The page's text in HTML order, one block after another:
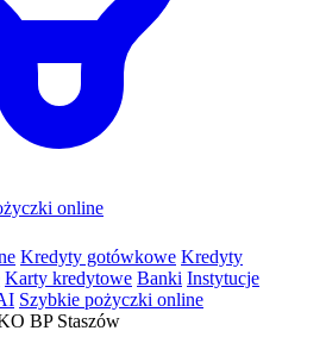
online
Kredyty gotówkowe Kredyty
Karty kredytowe Banki Instytucje
Szybkie pożyczki online
BP Staszów